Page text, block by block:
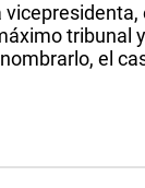
tribunal
el